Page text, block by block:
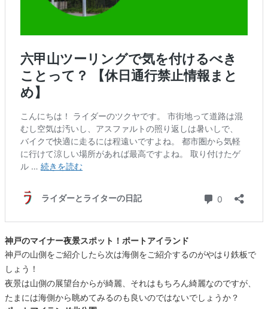
神戸のマイナー夜景スポット！ポートアイランド
神戸の山側をご紹介したら次は海側をご紹介するのがやはり鉄板で
しょう！
夜景は山側の展望台からが綺麗、それはもちろん綺麗なのですが、
たまには海側から眺めてみるのも良いのではないでしょうか？